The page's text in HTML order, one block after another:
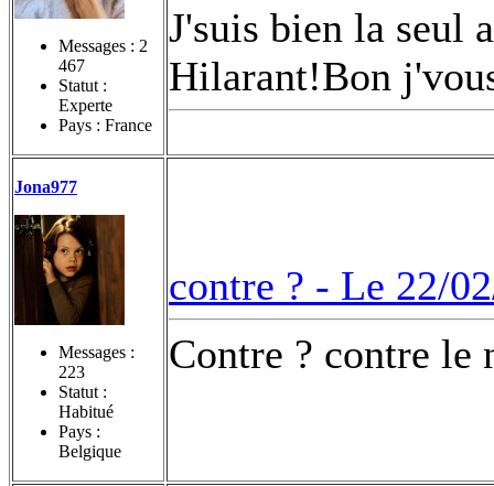
Messages : 2
467
Statut :
Experte
Pays : France
J'suis bien la seul
Hilarant!Bon
Jona977
Messages :
223
Statut :
Habitué
Pays :
Belgique
contre ? - Le 22/
Contre ? contre le